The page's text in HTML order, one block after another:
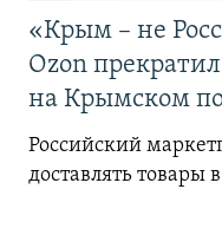
«Крым – не
Ozon
на Крымском
Российский
доставлять